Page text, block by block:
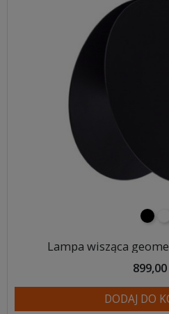
czarny
Lampa wisząca
899,00
DODAJ DO